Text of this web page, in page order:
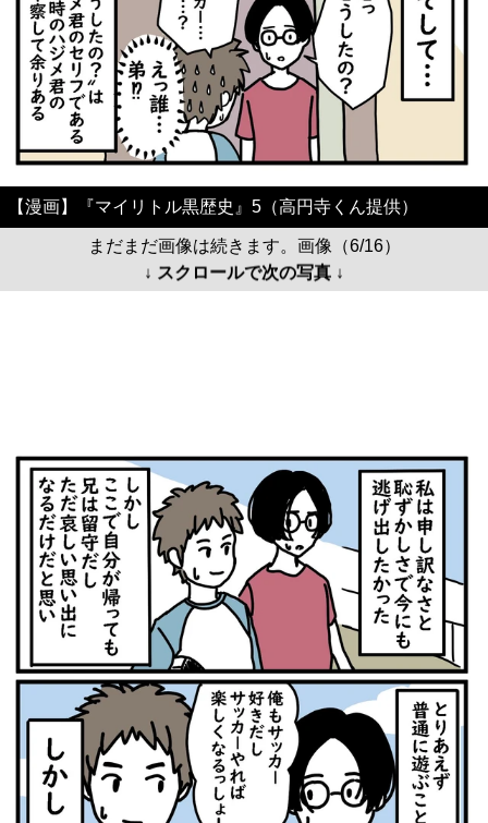
【漫画】『マイリトル黒歴史』5（高円寺くん提供）
まだまだ画像は続きます。画像（6/16）
↓ スクロールで次の写真 ↓